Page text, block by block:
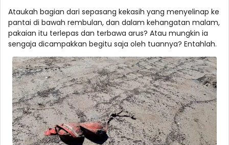
Ataukah bagian dari sepasang kekasih yang menyelinap ke
pantai di bawah rembulan, dan dalam kehangatan malam,
pakaian itu terlepas dan terbawa arus? Atau mungkin ia
sengaja dicampakkan begitu saja oleh tuannya? Entahlah.